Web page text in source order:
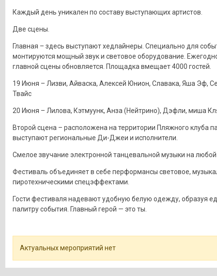
Каждый день уникален по составу выступающих артистов.
Две сцены.
Главная – здесь выступают хедлайнеры. Специально для
монтируются мощный звук и световое оборудование.
главной сцены обновляется. Площадка вмещает 4000 гостей.
19 Июня – Лизви, Айваска, Алексей Юнион, Славака, Яша Эф,
Твайс
20 Июня – Лилова, Кэтмуунк, Анза (Нейтрино), Дэфли, миша
Второй сцена – расположена на территории Пляжного клуба
выступают региональные Ди-Джеи и исполнители.
Смелое звучание электронной танцевальной музыки на любой
Фестиваль объединяет в себе перформансы световое,
пиротехническими спецэффектами.
Гости фестиваля надевают удобную белую одежду, образуя
палитру события. Главный герой — это ты.
Актуальных мероприятий нет